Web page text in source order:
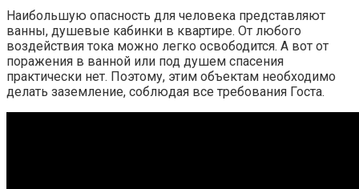
Наибольшую опасность для человека представляют
ванны, душевые кабинки в квартире. От любого
воздействия тока можно легко освободится. А вот от
поражения в ванной или под душем спасения
практически нет. Поэтому, этим объектам необходимо
делать заземление, соблюдая все требования Госта.